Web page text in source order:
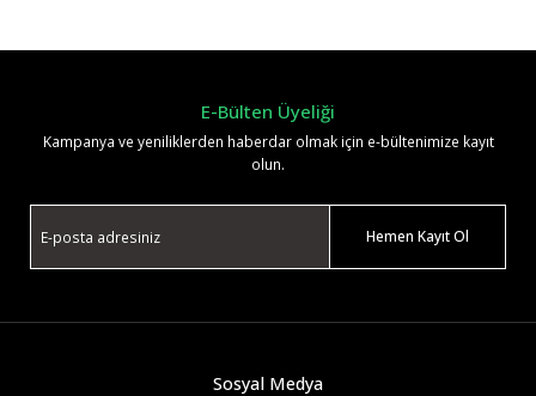
E-Bülten Üyeliği
Kampanya ve yeniliklerden haberdar olmak için e-bültenimize kayıt
olun.
Hemen Kayıt Ol
Sosyal Medya